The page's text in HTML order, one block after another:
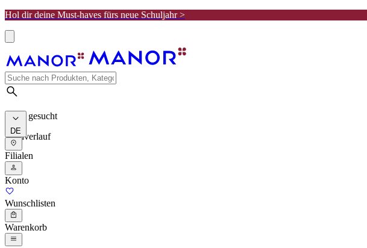
Hol dir deine Must-haves fürs neue Schuljahr >
Meist gesucht
Suchverlauf
DE
Filialen
Konto
Wunschlisten
Warenkorb